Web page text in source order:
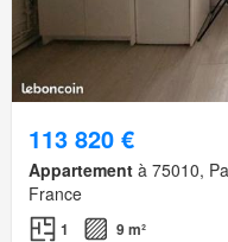
113 820 €
Appartement à 75010,
France
1
9 m²